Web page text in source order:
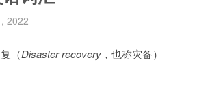
2022
（Disaster recovery ，也称灾备）